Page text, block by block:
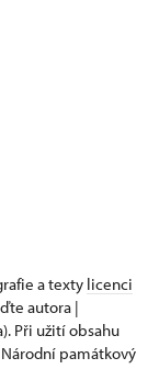
a texty licenci
autora |
Při užití obsahu
Národní památkový